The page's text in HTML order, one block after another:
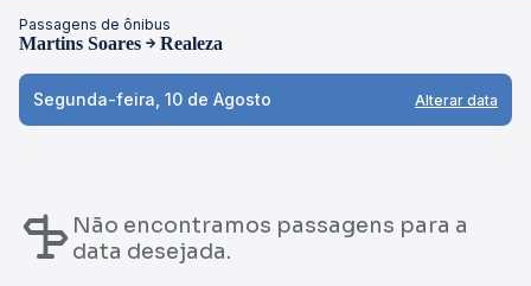
Passagens de ônibus
Martins Soares Realeza
Segunda-feira, 10 de Agosto Alterar data
Não encontramos passagens para a
data desejada.